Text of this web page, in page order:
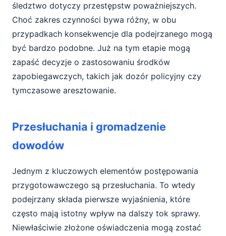
śledztwo dotyczy przestępstw poważniejszych.
Choć zakres czynności bywa różny, w obu
przypadkach konsekwencje dla podejrzanego mogą
być bardzo podobne. Już na tym etapie mogą
zapaść decyzje o zastosowaniu środków
zapobiegawczych, takich jak dozór policyjny czy
tymczasowe aresztowanie.
Przesłuchania i gromadzenie
dowodów
Jednym z kluczowych elementów postępowania
przygotowawczego są przesłuchania. To wtedy
podejrzany składa pierwsze wyjaśnienia, które
często mają istotny wpływ na dalszy tok sprawy.
Niewłaściwie złożone oświadczenia mogą zostać